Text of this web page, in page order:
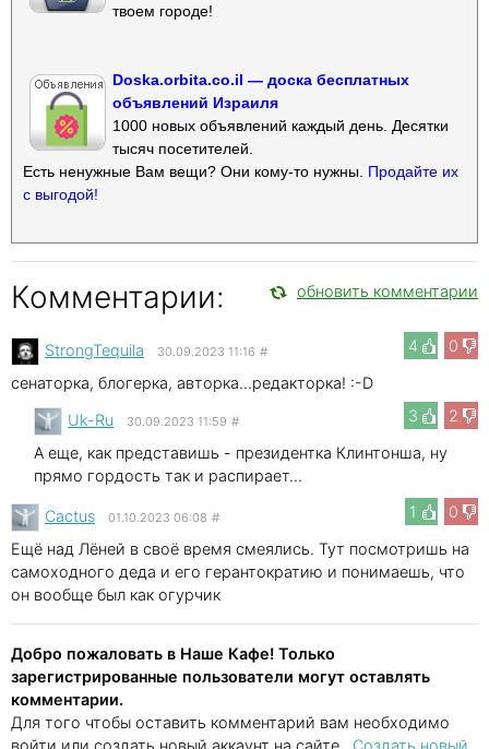
твоем городе!
Doska.orbita.co.il — доска бесплатных
объявлений Израиля
1000 новых объявлений каждый день. Десятки
тысяч посетителей.
Есть ненужные Вам вещи? Они кому-то нужны. Продайте их
с выгодой!
Комментарии: обновить комментарии
4 0
StrongTequila 30.09.2023 11:16 #
сенаторка, блогерка, авторка...редакторка! :-D
3
2
Uk-Ru 30.09.2023 11:59 #
А еще, как представишь - президентка Клинтонша, ну
прямо гордость так и распирает...
1
0
Cactus 01.10.2023 06:08 #
Ещё над Лёней в своё время смеялись. Тут посмотришь на
самоходного деда и его герантократию и понимаешь, что
он вообще был как огурчик
Добро пожаловать в Наше Кафе! Только
зарегистрированные пользователи могут оставлять
комментарии.
Для того чтобы оставить комментарий вам необходимо
войти или создать новый аккаунт на сайте.. Создать новый